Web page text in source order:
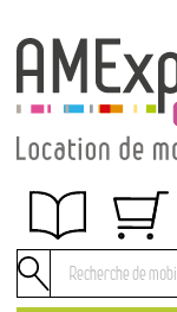
Obtenir un devis
Conditions
Conditions de